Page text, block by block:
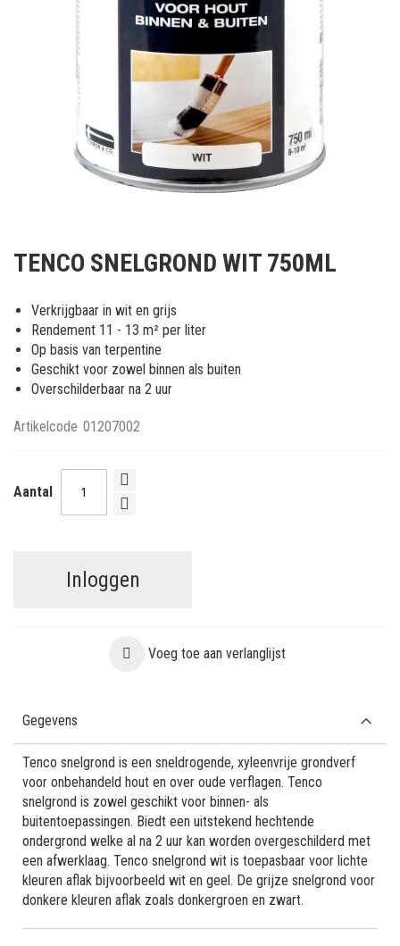
van
de
afbeeldingen-
gallerij
TENCO SNELGROND WIT 750ML
Verkrijgbaar in wit en grijs
Rendement 11 - 13 m² per liter
Op basis van terpentine
Geschikt voor zowel binnen als buiten
Overschilderbaar na 2 uur
Artikelcode 01207002
Aantal
Inloggen
Voeg toe aan verlanglijst
Gegevens
Tenco snelgrond is een sneldrogende, xyleenvrije grondverf
voor onbehandeld hout en over oude verflagen. Tenco
snelgrond is zowel geschikt voor binnen- als
buitentoepassingen. Biedt een uitstekend hechtende
ondergrond welke al na 2 uur kan worden overgeschilderd met
een afwerklaag. Tenco snelgrond wit is toepasbaar voor lichte
kleuren aflak bijvoorbeeld wit en geel. De grijze snelgrond voor
donkere kleuren aflak zoals donkergroen en zwart.